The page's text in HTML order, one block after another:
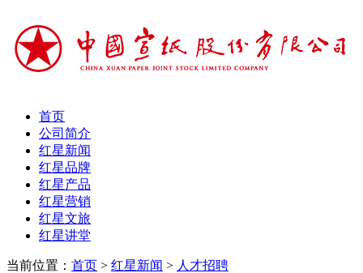
首页
公司简介
红星新闻
红星品牌
红星产品
红星营销
红星文旅
红星讲堂
当前位置： 首页 > 红星新闻 > 人才招聘